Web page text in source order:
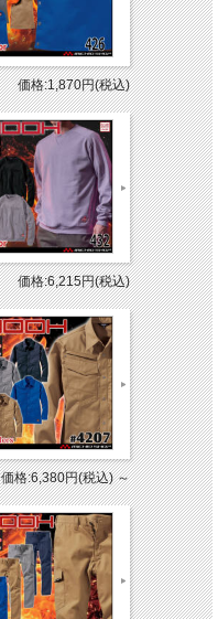
価格:1,870円(税込)
価格:6,215円(税込)
価格:6,380円(税込)～